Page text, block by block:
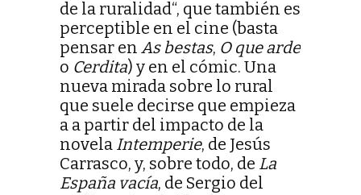
de la ruralidad“, que también es
perceptible en el cine (basta
pensar en As bestas, O que arde
o Cerdita) y en el cómic. Una
nueva mirada sobre lo rural
que suele decirse que empieza
a a partir del impacto de la
novela Intemperie, de Jesús
Carrasco, y, sobre todo, de La
España vacía, de Sergio del